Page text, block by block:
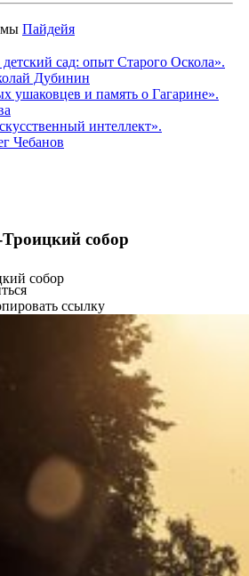
Пайдейя
сад: опыт Старого Оскола».
Дубинин
ушаковцев и память о Гагарине».
интеллект».
Чебанов
собор
собор